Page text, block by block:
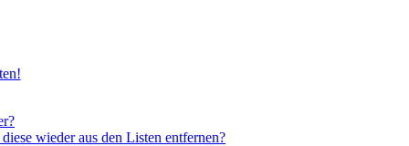
wieder aus den Listen entfernen?